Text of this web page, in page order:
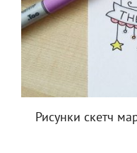
Рисунки скетч